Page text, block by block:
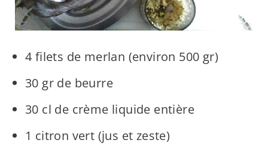
4 filets de merlan (environ 500 gr)
30 gr de beurre
30 cl de crème liquide entière
1 citron vert (jus et zeste)